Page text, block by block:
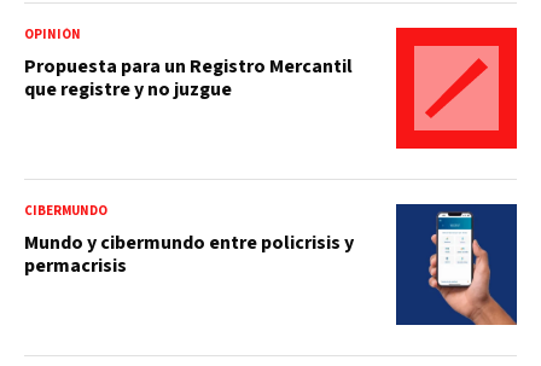
OPINIÓN
Propuesta para un Registro Mercantil
que registre y no juzgue
CIBERMUNDO
Mundo y cibermundo entre policrisis y
permacrisis